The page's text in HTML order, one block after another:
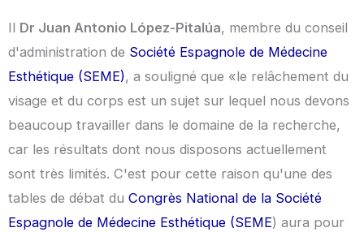
Il Dr Juan Antonio López-Pitalúa, membre du conseil
d'administration de Société Espagnole de Médecine
Esthétique (SEME), a souligné que «le relâchement du
visage et du corps est un sujet sur lequel nous devons
beaucoup travailler dans le domaine de la recherche,
car les résultats dont nous disposons actuellement
sont très limités. C'est pour cette raison qu'une des
tables de débat du Congrès National de la Société
Espagnole de Médecine Esthétique (SEME) aura pour